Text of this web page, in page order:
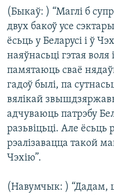
(Быкаў: ) “Маглі б
двух бакоў усе
ёсьць у Беларусі і ў
наяўнасьці гэтая
памятаюць сваё
гадоў былі, па
вялікай
адчуваюць патрэбу
разьвіцьці. Але
рэалізавацца такой
Чэхію”.
(Навумчык: ) “Дадам,